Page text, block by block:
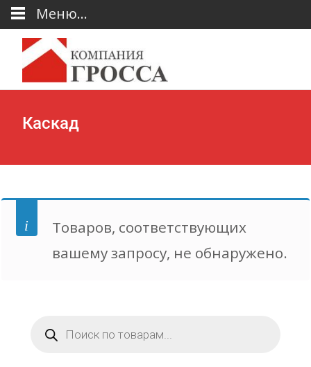
Каскад
Товаров, соответствующих
вашему запросу, не обнаружено.
товаров
Меню...